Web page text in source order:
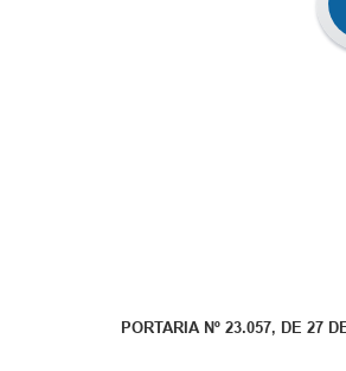
PORTARIA Nº 23.057, DE 27